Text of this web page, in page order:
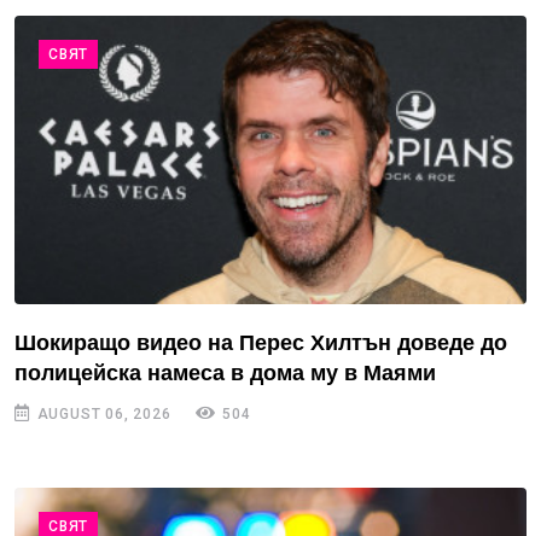
СВЯТ
Шокиращо видео на Перес Хилтън доведе до
полицейска намеса в дома му в Маями
AUGUST 06, 2026 504
СВЯТ